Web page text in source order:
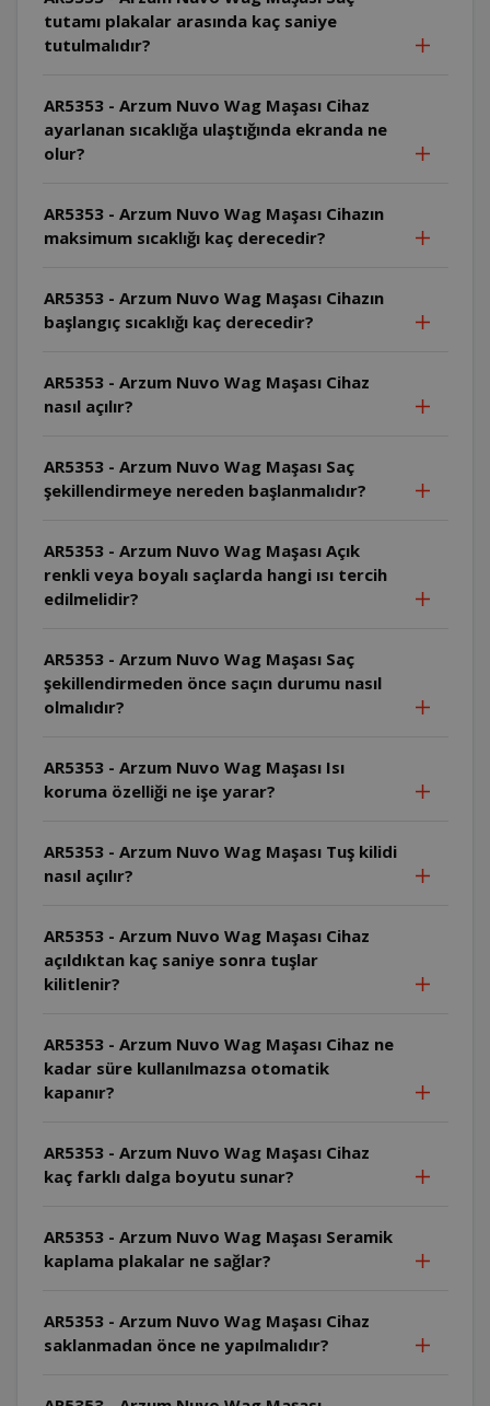
tutamı plakalar arasında kaç saniye
tutulmalıdır?
AR5353 - Arzum Nuvo Wag Maşası Cihaz
ayarlanan sıcaklığa ulaştığında ekranda ne
olur?
AR5353 - Arzum Nuvo Wag Maşası Cihazın
maksimum sıcaklığı kaç derecedir?
AR5353 - Arzum Nuvo Wag Maşası Cihazın
başlangıç sıcaklığı kaç derecedir?
AR5353 - Arzum Nuvo Wag Maşası Cihaz
nasıl açılır?
AR5353 - Arzum Nuvo Wag Maşası Saç
şekillendirmeye nereden başlanmalıdır?
AR5353 - Arzum Nuvo Wag Maşası Açık
renkli veya boyalı saçlarda hangi ısı tercih
edilmelidir?
AR5353 - Arzum Nuvo Wag Maşası Saç
şekillendirmeden önce saçın durumu nasıl
olmalıdır?
AR5353 - Arzum Nuvo Wag Maşası Isı
koruma özelliği ne işe yarar?
AR5353 - Arzum Nuvo Wag Maşası Tuş kilidi
nasıl açılır?
AR5353 - Arzum Nuvo Wag Maşası Cihaz
açıldıktan kaç saniye sonra tuşlar
kilitlenir?
AR5353 - Arzum Nuvo Wag Maşası Cihaz ne
kadar süre kullanılmazsa otomatik
kapanır?
AR5353 - Arzum Nuvo Wag Maşası Cihaz
kaç farklı dalga boyutu sunar?
AR5353 - Arzum Nuvo Wag Maşası Seramik
kaplama plakalar ne sağlar?
AR5353 - Arzum Nuvo Wag Maşası Cihaz
saklanmadan önce ne yapılmalıdır?